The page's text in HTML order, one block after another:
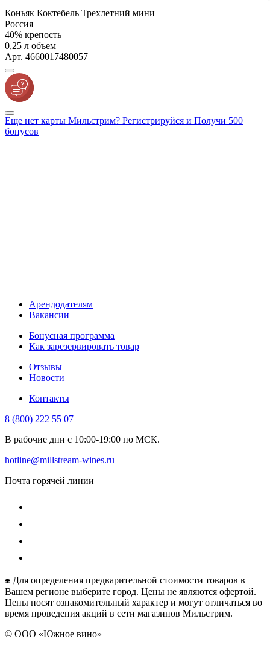
Коньяк Коктебель Трехлетний мини
Россия
40% крепость
0,25 л объем
Арт. 4660017480057
Еще нет карты Мильстрим? Регистрируйся и Получи 500
бонусов
Арендодателям
Вакансии
Бонусная программа
Как зарезервировать товар
Отзывы
Новости
Контакты
8 (800) 222 55 07
В рабочие дни с 10:00-19:00 по МСК.
hotline@millstream-wines.ru
Почта горячей линии
⁕ Для определения предварительной стоимости товаров в
Вашем регионе выберите город. Цены не являются офертой.
Цены носят ознакомительный характер и могут отличаться во
время проведения акций в сети магазинов Мильстрим.
© ООО «Южное вино»